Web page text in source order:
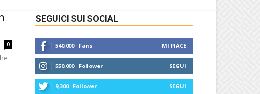
0
SEGUICI SUI SOCIAL
540,000 Fans MI PIACE
550,000 Follower SEGUI
9,300 Follower SEGUI